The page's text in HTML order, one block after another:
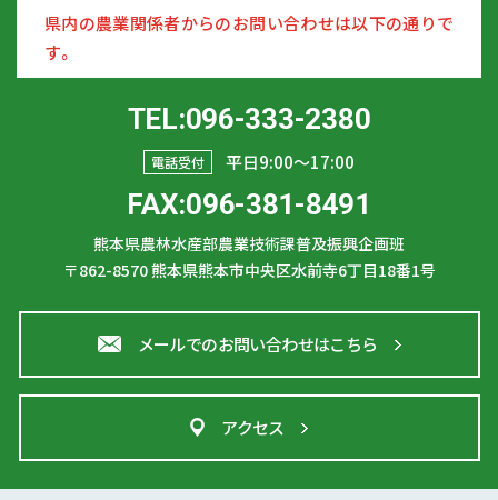
県内の農業関係者からのお問い合わせは以下の通りで
す。
TEL:096-333-2380
電話受付 平日9:00〜17:00
FAX:096-381-8491
熊本県農林水産部農業技術課普及振興企画班
〒862-8570熊本県熊本市中央区水前寺6丁目18番1号
メールでのお問い合わせはこちら
アクセス